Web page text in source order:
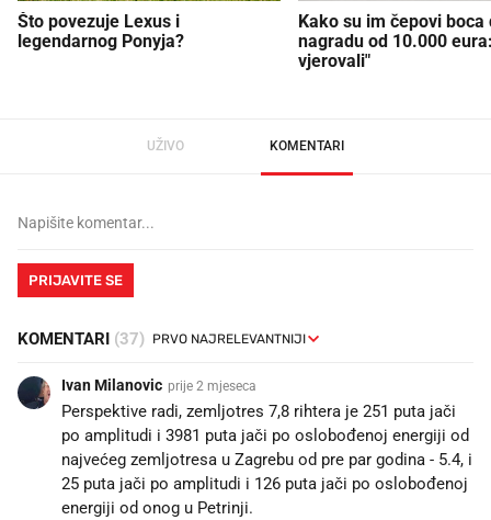
Što povezuje Lexus i
legendarnog Ponyja?
Kako su im čepovi boca
nagradu od 10.000
vjerovali"
UŽIVO KOMENTARI
PRIJAVITE SE
KOMENTARI (37)
Ivan Milanovic prije 2 mjeseca
Perspektive radi, zemljotres 7,8 rihtera je 251 puta jači
po amplitudi i 3981 puta jači po oslobođenoj energiji od
najvećeg zemljotresa u Zagrebu od pre par godina - 5.4, i
25 puta jači po amplitudi i 126 puta jači po oslobođenoj
energiji od onog u Petrinji.